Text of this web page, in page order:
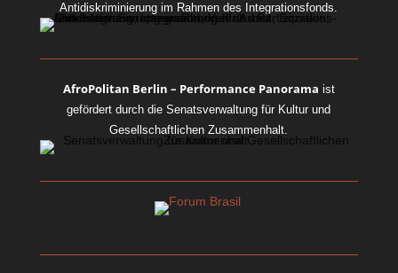
Antidiskriminierung im Rahmen des Integrationsfonds.
AfroPolitan Berlin – Performance Panorama ist
gefördert durch die Senatsverwaltung für Kultur und
Gesellschaftlichen Zusammenhalt.